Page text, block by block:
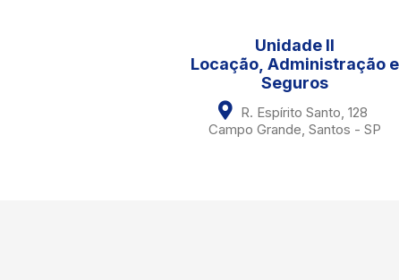
Unidade II
Locação, Administração e
Seguros
R. Espírito Santo, 128
Campo Grande, Santos - SP